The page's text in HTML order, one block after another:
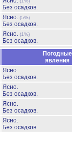
Без осадков.
Ясно. (5%)
Без осадков.
Ясно. (1%)
Без осадков.
Погодные
явления
Ясно.
Без осадков.
Ясно.
Без осадков.
Ясно.
Без осадков.
Ясно.
Без осадков.